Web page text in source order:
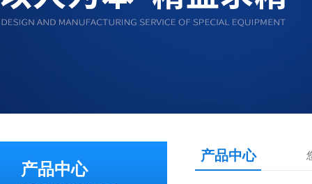
产品中心
产品中心